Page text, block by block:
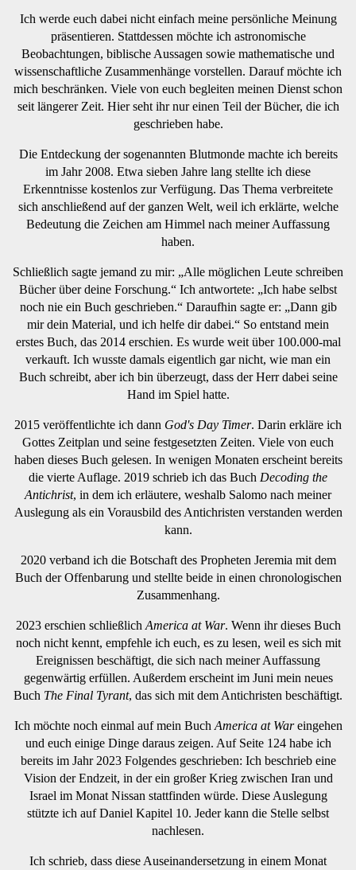
Ich werde euch dabei nicht einfach meine persönliche Meinung
präsentieren. Stattdessen möchte ich astronomische
Beobachtungen, biblische Aussagen sowie mathematische und
wissenschaftliche Zusammenhänge vorstellen. Darauf möchte ich
mich beschränken. Viele von euch begleiten meinen Dienst schon
seit längerer Zeit. Hier seht ihr nur einen Teil der Bücher, die ich
geschrieben habe.
Die Entdeckung der sogenannten Blutmonde machte ich bereits
im Jahr 2008. Etwa sieben Jahre lang stellte ich diese
Erkenntnisse kostenlos zur Verfügung. Das Thema verbreitete
sich anschließend auf der ganzen Welt, weil ich erklärte, welche
Bedeutung die Zeichen am Himmel nach meiner Auffassung
haben.
Schließlich sagte jemand zu mir: „Alle möglichen Leute schreiben
Bücher über deine Forschung.“ Ich antwortete: „Ich habe selbst
noch nie ein Buch geschrieben.“ Daraufhin sagte er: „Dann gib
mir dein Material, und ich helfe dir dabei.“ So entstand mein
erstes Buch, das 2014 erschien. Es wurde weit über 100.000-mal
verkauft. Ich wusste damals eigentlich gar nicht, wie man ein
Buch schreibt, aber ich bin überzeugt, dass der Herr dabei seine
Hand im Spiel hatte.
2015 veröffentlichte ich dann God's Day Timer. Darin erkläre ich
Gottes Zeitplan und seine festgesetzten Zeiten. Viele von euch
haben dieses Buch gelesen. In wenigen Monaten erscheint bereits
die vierte Auflage. 2019 schrieb ich das Buch Decoding the
Antichrist, in dem ich erläutere, weshalb Salomo nach meiner
Auslegung als ein Vorausbild des Antichristen verstanden werden
kann.
2020 verband ich die Botschaft des Propheten Jeremia mit dem
Buch der Offenbarung und stellte beide in einen chronologischen
Zusammenhang.
2023 erschien schließlich America at War. Wenn ihr dieses Buch
noch nicht kennt, empfehle ich euch, es zu lesen, weil es sich mit
Ereignissen beschäftigt, die sich nach meiner Auffassung
gegenwärtig erfüllen. Außerdem erscheint im Juni mein neues
Buch The Final Tyrant, das sich mit dem Antichristen beschäftigt.
Ich möchte noch einmal auf mein Buch America at Wareingehen
und euch einige Dinge daraus zeigen. Auf Seite 124 habe ich
bereits im Jahr 2023 Folgendes geschrieben: Ich beschrieb eine
Vision der Endzeit, in der ein großer Krieg zwischen Iran und
Israel im Monat Nissan stattfinden würde. Diese Auslegung
stützte ich auf Daniel Kapitel 10. Jeder kann die Stelle selbst
nachlesen.
Ich schrieb, dass diese Auseinandersetzung in einem Monat